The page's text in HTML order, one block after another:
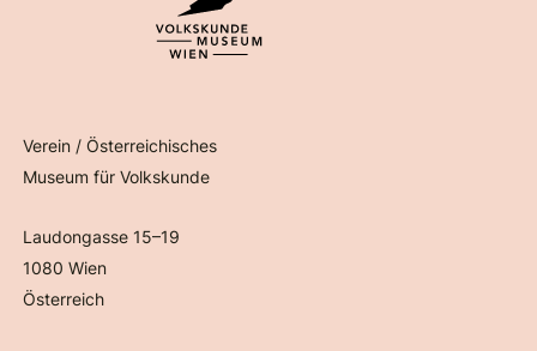
Verein / Österreichisches
Museum für Volkskunde
Laudongasse 15–19
1080 Wien
Österreich